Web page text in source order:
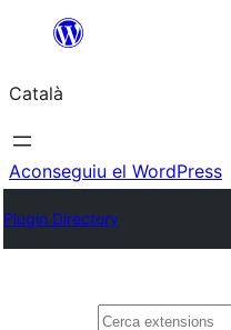
contingut
Català
Aconseguiu el WordPress
Plugin Directory
Cerca